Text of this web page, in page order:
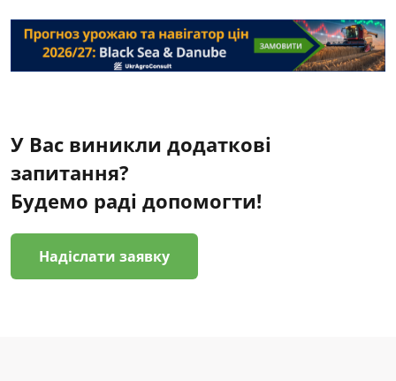
У Вас виникли додаткові
запитання?
Будемо раді допомогти!
Надіслати заявку